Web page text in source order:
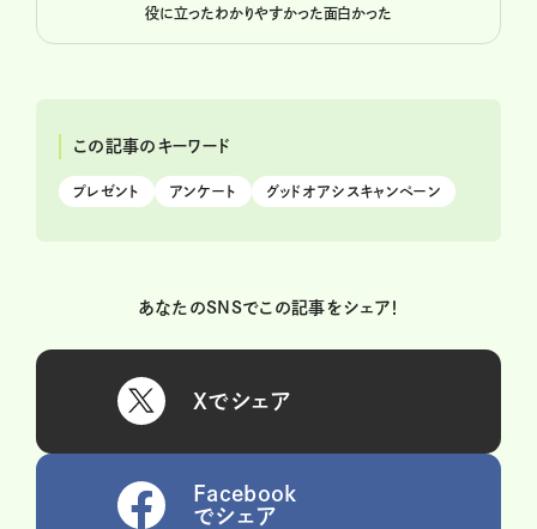
役に立ったわかりやすかった面白かった
この記事のキーワード
プレゼント アンケート グッドオアシスキャンペーン
あなたのSNSでこの記事をシェア！
Xでシェア
Facebook
でシェア